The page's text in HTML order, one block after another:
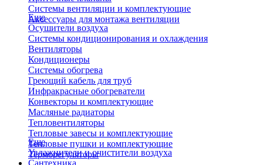
Системы вентиляции и комплектующие
Аксессуары для монтажа вентиляции
Еще
Осушители воздуха
Системы кондиционирования и охлаждения
Вентиляторы
Кондиционеры
Системы обогрева
Греющий кабель для труб
Инфракрасные обогреватели
Конвекторы и комплектующие
Масляные радиаторы
Тепловентиляторы
Тепловые завесы и комплектующие
Тепловые пушки и комплектующие
Терморегуляторы
Еще
Увлажнители и очистители воздуха
Сантехника